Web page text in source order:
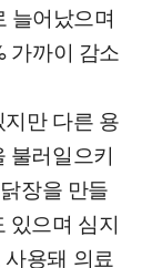
늘어났으며
가까이 감소
만 다른 용
불러일으키
장을 만들
있으며 심지
용돼 의료